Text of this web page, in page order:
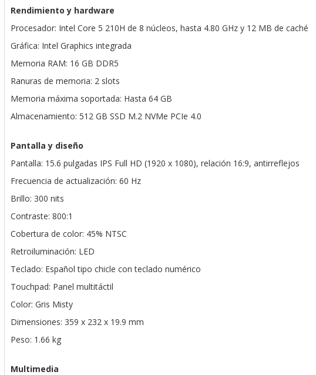
Rendimiento y hardware
Procesador: Intel Core 5 210H de 8 núcleos, hasta 4.80 GHz y 12 MB de caché
Gráfica: Intel Graphics integrada
Memoria RAM: 16 GB DDR5
Ranuras de memoria: 2 slots
Memoria máxima soportada: Hasta 64 GB
Almacenamiento: 512 GB SSD M.2 NVMe PCIe 4.0
Pantalla y diseño
Pantalla: 15.6 pulgadas IPS Full HD (1920 x 1080), relación 16:9, antirreflejos
Frecuencia de actualización: 60 Hz
Brillo: 300 nits
Contraste: 800:1
Cobertura de color: 45% NTSC
Retroiluminación: LED
Teclado: Español tipo chicle con teclado numérico
Touchpad: Panel multitáctil
Color: Gris Misty
Dimensiones: 359 x 232 x 19.9 mm
Peso: 1.66 kg
Multimedia